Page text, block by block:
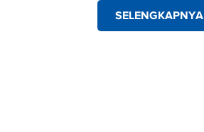
SELENGKAPNYA